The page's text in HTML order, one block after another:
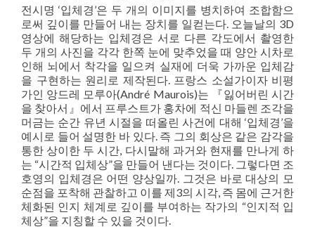
전시명 ‘입체경’은 두 개의 이미지를 병치하여 조합함으
로써 깊이를 만들어 내는 장치를 일컫는다. 오늘날의 3D
영상에 해당하는 입체경은 서로 다른 각도에서 촬영한
두 개의 사진을 각각 한쪽 눈에 맞추었을 때 양안 시차로
인해 뇌에서 착각을 일으켜 실재에 더욱 가까운 입체감
을 구현하는 원리로 제작된다. 프랑스 소설가이자 비평
가인 앙드레 모루아(André Maurois)는 『잃어버린 시간
을 찾아서』에서 프루스트가 홍차에 적신 마들렌 조각을
머금는 순간 유년 시절을 떠올린 사건에 대해 ‘입체경’을
예시로 들어 설명한 바 있다. 즉 그의 회상은 같은 감각을
통한 상이한 두 시간, 다시말해 과거와 현재를 만나게 하
는 “시간적 입체상”을 만들어 낸다는 것이다. 그렇다면 조
호영의 입체경은 어떤 양상일까. 그것은 바로 대상의 모
순점을 포착해 관찰하고 이를 제3의 시각, 즉 몸에 근거한
체화된 인지 체계로 깊이를 부여하는 작가의 “인지적 입
체상”을 지칭할 수 있을 것이다.